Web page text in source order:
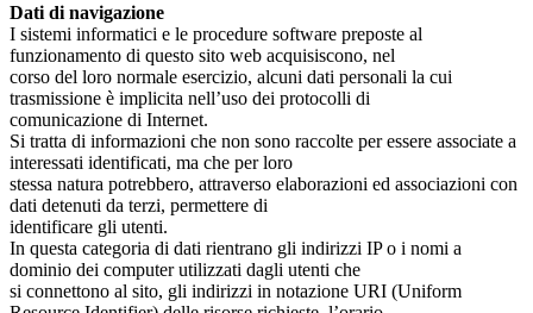
Dati di navigazione
I sistemi informatici e le procedure software preposte al
funzionamento di questo sito web acquisiscono, nel
corso del loro normale esercizio, alcuni dati personali la cui
trasmissione è implicita nell’uso dei protocolli di
comunicazione di Internet.
Si tratta di informazioni che non sono raccolte per essere associate a
interessati identificati, ma che per loro
stessa natura potrebbero, attraverso elaborazioni ed associazioni con
dati detenuti da terzi, permettere di
identificare gli utenti.
In questa categoria di dati rientrano gli indirizzi IP o i nomi a
dominio dei computer utilizzati dagli utenti che
si connettono al sito, gli indirizzi in notazione URI (Uniform